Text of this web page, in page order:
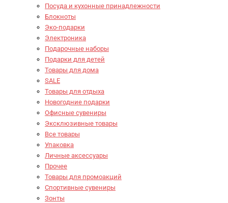
Посуда и кухонные принадлежности
Блокноты
Эко-подарки
Электроника
Подарочные наборы
Подарки для детей
Товары для дома
SALE
Товары для отдыха
Новогодние подарки
Офисные сувениры
Эксклюзивные товары
Все товары
Упаковка
Личные аксессуары
Прочее
Товары для промоакций
Спортивные сувениры
Зонты